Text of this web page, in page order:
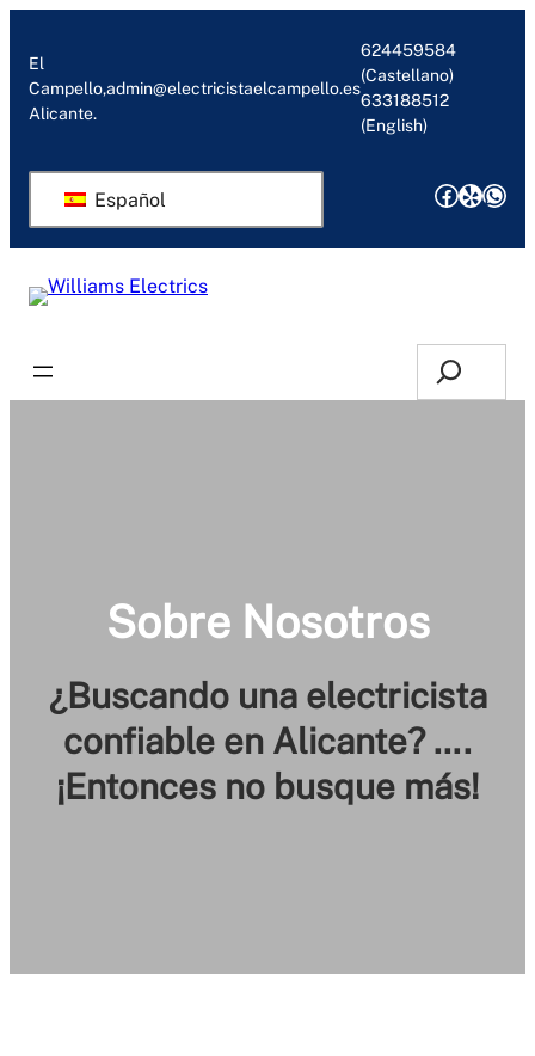
contenido
El
Campello,
Alicante.
admin@electricistaelcampello.es
624459584
(Castellano)
633188512
(English)
Español Yelp
Search
Sobre Nosotros
¿Buscando una electricista
confiable en Alicante? ….
¡Entonces no busque más!